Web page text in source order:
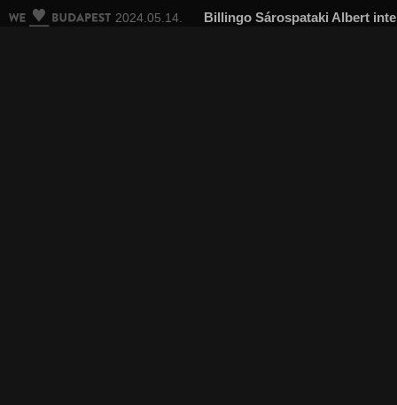
Billingo Sárospataki Albert
2024.05.14.